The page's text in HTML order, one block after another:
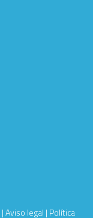
|Aviso legal | Política